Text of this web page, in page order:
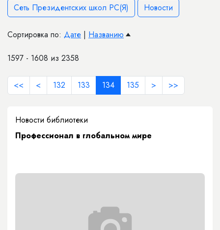
Сеть Президентских школ РС(Я)
Новости
Сортировка по: Дате | Названию
1597 - 1608 из 2358
<< < 132 133 134 135 > >>
Новости библиотеки
Профессионал в глобальном мире